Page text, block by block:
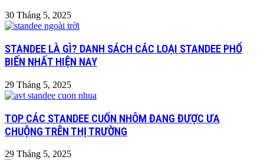
30 Tháng 5, 2025
STANDEE LÀ GÌ? DANH SÁCH CÁC LOẠI STANDEE PHỔ
BIẾN NHẤT HIỆN NAY
29 Tháng 5, 2025
TOP CÁC STANDEE CUỐN NHÔM ĐANG ĐƯỢC ƯA
CHUỘNG TRÊN THỊ TRƯỜNG
29 Tháng 5, 2025